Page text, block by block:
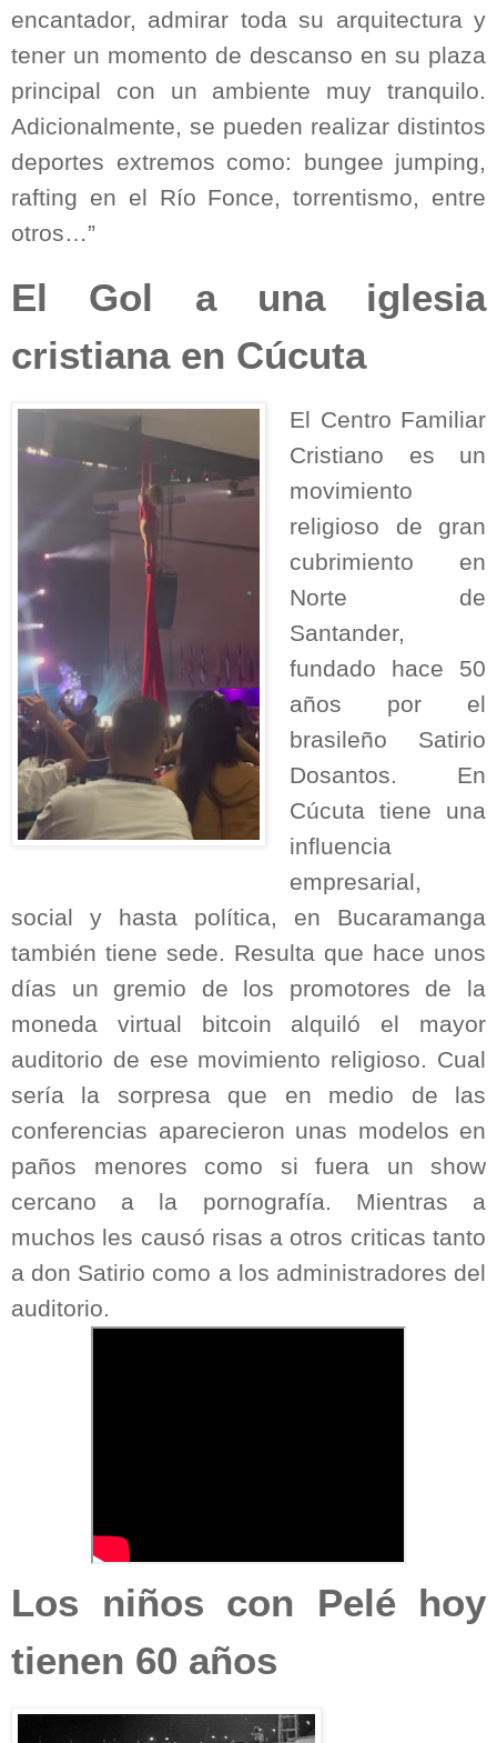
encantador, admirar toda su arquitectura y
tener un momento de descanso en su plaza
principal con un ambiente muy tranquilo.
Adicionalmente, se pueden realizar distintos
deportes extremos como: bungee jumping,
rafting en el Río Fonce, torrentismo, entre
otros…”
El Gol a una iglesia
cristiana en Cúcuta
El Centro Familiar
Cristiano es un
movimiento
religioso de gran
cubrimiento en
Norte de
Santander,
fundado hace 50
años por el
brasileño Satirio
Dosantos. En
Cúcuta tiene una
influencia
empresarial,
social y hasta política, en Bucaramanga
también tiene sede. Resulta que hace unos
días un gremio de los promotores de la
moneda virtual bitcoin alquiló el mayor
auditorio de ese movimiento religioso. Cual
sería la sorpresa que en medio de las
conferencias aparecieron unas modelos en
paños menores como si fuera un show
cercano a la pornografía. Mientras a
muchos les causó risas a otros criticas tanto
a don Satirio como a los administradores del
auditorio.
Los niños con Pelé hoy
tienen 60 años